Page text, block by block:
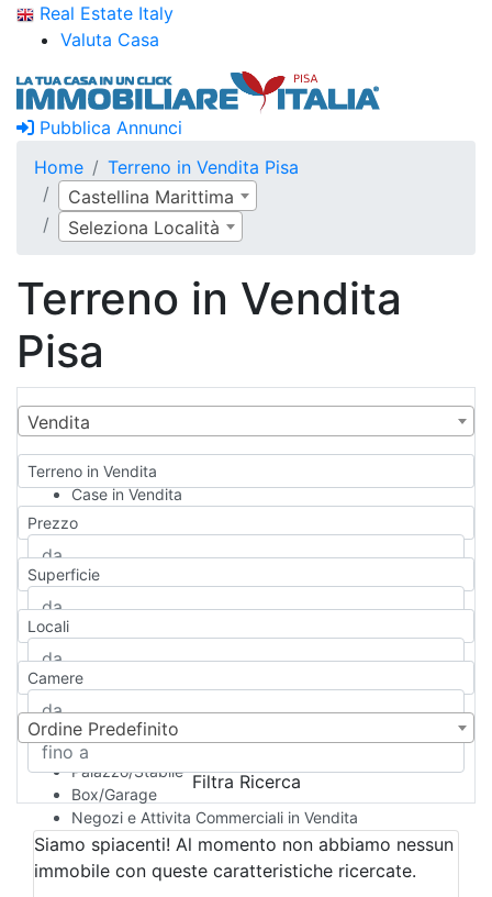
Real Estate Italy
Valuta Casa
Pubblica Annunci
Home
Terreno in Vendita Pisa
Castellina Marittima
Seleziona Località
Terreno in Vendita
Pisa
Vendita
Terreno in Vendita
Case in Vendita
Qualsiasi
Appartamento
Casa indipendente
Casa Semi-indipendente
Attico/Mansarda
Rustico/Casale
Camera d'Albergo
Multiproprietà
Palazzo/Stabile
Box/Garage
Negozi e Attivita Commerciali in Vendita
Qualsiasi
Attività/Licenza Commerciale
Azienda Agricola
Prezzo
Superficie
Locali
Camere
Ordine Predefinito
Filtra Ricerca
Siamo spiacenti! Al momento non abbiamo nessun
immobile con queste caratteristiche ricercate.